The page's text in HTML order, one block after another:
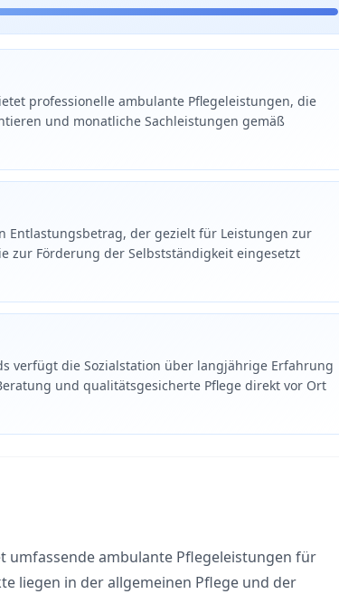
professionelle ambulante Pflegeleistungen, die
und monatliche Sachleistungen gemäß
Entlastungsbetrag, der gezielt für Leistungen zur
zur Förderung der Selbstständigkeit eingesetzt
verfügt die Sozialstation über langjährige Erfahrung
und qualitätsgesicherte Pflege direkt vor Ort
umfassende ambulante Pflegeleistungen für
liegen in der allgemeinen Pflege und der